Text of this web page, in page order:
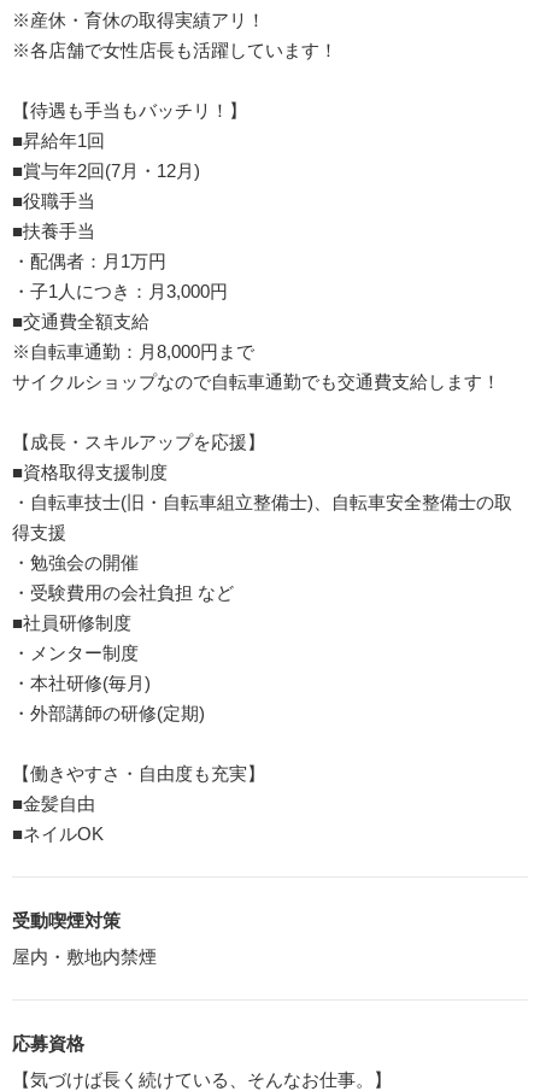
※産休・育休の取得実績アリ！
※各店舗で女性店長も活躍しています！
【待遇も手当もバッチリ！】
■昇給年1回
■賞与年2回(7月・12月)
■役職手当
■扶養手当
・配偶者：月1万円
・子1人につき：月3,000円
■交通費全額支給
※自転車通勤：月8,000円まで
サイクルショップなので自転車通勤でも交通費支給します！
【成長・スキルアップを応援】
■資格取得支援制度
・自転車技士(旧・自転車組立整備士)、自転車安全整備士の取
得支援
・勉強会の開催
・受験費用の会社負担 など
■社員研修制度
・メンター制度
・本社研修(毎月)
・外部講師の研修(定期)
【働きやすさ・自由度も充実】
■金髪自由
■ネイルOK
受動喫煙対策
屋内・敷地内禁煙
応募資格
【気づけば長く続けている、そんなお仕事。】